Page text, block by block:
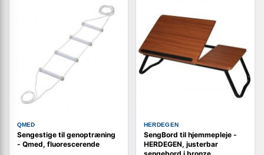
QMED
Sengestige til genoptræning
- Qmed, fluorescerende
HERDEGEN
SengBord til hjemmepleje -
HERDEGEN, justerbar